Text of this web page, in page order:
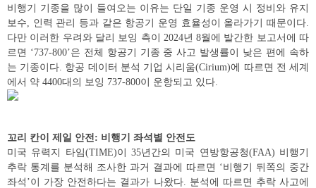
비행기 기종을 많이 들여오는 이유는 단일 기종 운영 시 정비와 유지
보수, 인력 관리 등과 같은 항공기 운영 효율성이 올라가기 때문이다.
다만 이러한 우려와 달리 보잉 측이 2024년 8월에 발간한 보고서에 따
르면 ‘737-800’은 전체 항공기 기종 중 사고 발생률이 낮은 편에 속하
는 기종이다. 항공 데이터 분석 기업 시리움(Cirium)에 따르면 전 세계
에서 약 4400대의 보잉 737-800이 운항되고 있다.
꼬리 칸이 제일 안전: 비행기 좌석별 안전도
미국 유력지 타임(TIME)이 35년간의 미국 연방항공청(FAA) 비행기
추락 통계를 분석해 조사한 과거 결과에 따르면 ‘비행기 뒤쪽의 중간
좌석’이 가장 안전하다는 결과가 나왔다. 분석에 따르면 추락 사고에